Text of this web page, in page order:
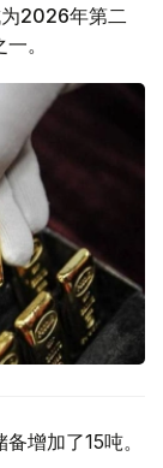
2026年第二
。
增加了15吨。